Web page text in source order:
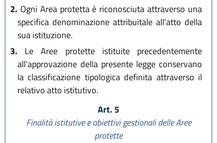
2. Ogni Area protetta è riconosciuta attraverso una
specifica denominazione attribuitale all'atto della
sua istituzione.
3. Le Aree protette istituite precedentemente
all'approvazione della presente legge conservano
la classificazione tipologica definita attraverso il
relativo atto istitutivo.
Art. 5
Finalità istitutive e obiettivi gestionali delle Aree
protette